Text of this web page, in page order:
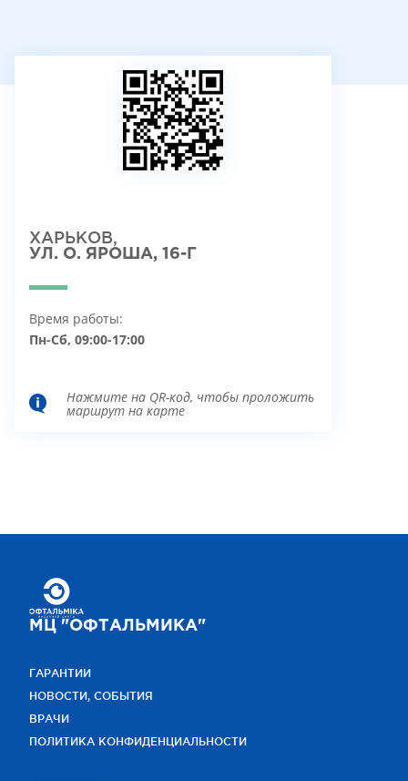
ХАРЬКОВ,
УЛ. О. ЯРОША, 16-Г
Время работы:
Пн-Сб, 09:00-17:00
Нажмите на QR-код, чтобы проложить
маршрут на карте
МЦ "ОФТАЛЬМИКА"
ГАРАНТИИ
НОВОСТИ, СОБЫТИЯ
ВРАЧИ
ПОЛИТИКА КОНФИДЕНЦИАЛЬНОСТИ